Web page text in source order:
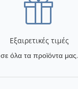
Εξαιρετικές τιμές
σε όλα τα προϊόντα μας.